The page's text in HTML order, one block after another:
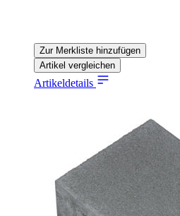
Zur Merkliste hinzufügen
Artikel vergleichen
Artikeldetails